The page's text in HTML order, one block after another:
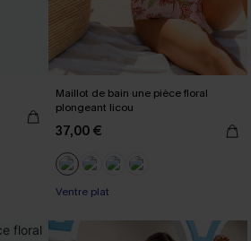
Maillot de bain une pièce floral
plongeant licou
37,00 €
Ventre plat